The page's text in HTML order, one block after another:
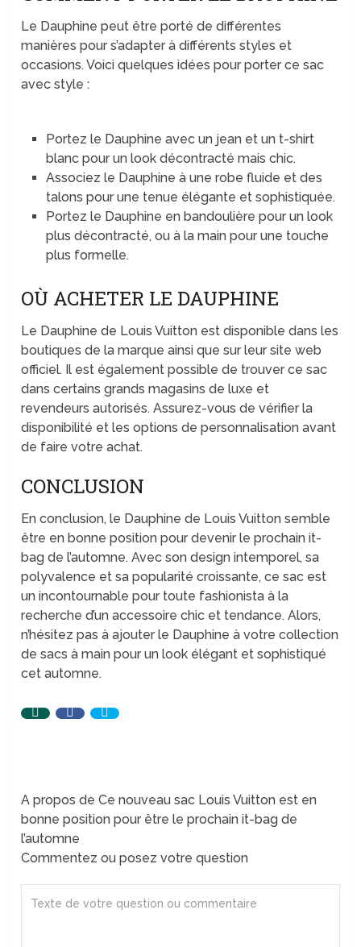
Le Dauphine peut être porté de différentes
manières pour s’adapter à différents styles et
occasions. Voici quelques idées pour porter ce sac
avec style :
Portez le Dauphine avec un jean et un t-shirt
blanc pour un look décontracté mais chic.
Associez le Dauphine à une robe fluide et des
talons pour une tenue élégante et sophistiquée.
Portez le Dauphine en bandoulière pour un look
plus décontracté, ou à la main pour une touche
plus formelle.
OÙ ACHETER LE DAUPHINE
Le Dauphine de Louis Vuitton est disponible dans les
boutiques de la marque ainsi que sur leur site web
officiel. Il est également possible de trouver ce sac
dans certains grands magasins de luxe et
revendeurs autorisés. Assurez-vous de vérifier la
disponibilité et les options de personnalisation avant
de faire votre achat.
CONCLUSION
En conclusion, le Dauphine de Louis Vuitton semble
être en bonne position pour devenir le prochain it-
bag de l’automne. Avec son design intemporel, sa
polyvalence et sa popularité croissante, ce sac est
un incontournable pour toute fashionista à la
recherche d’un accessoire chic et tendance. Alors,
n’hésitez pas à ajouter le Dauphine à votre collection
de sacs à main pour un look élégant et sophistiqué
cet automne.
A propos de Ce nouveau sac Louis Vuitton est en
bonne position pour être le prochain it-bag de
l’automne
Commentez ou posez votre question